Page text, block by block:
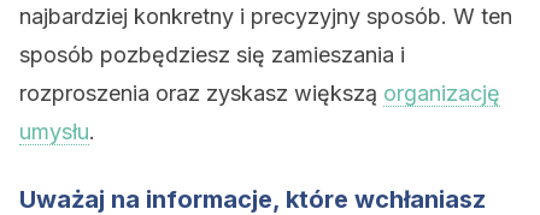
najbardziej konkretny i precyzyjny sposób. W ten
sposób pozbędziesz się zamieszania i
rozproszenia oraz zyskasz większą organizację
umysłu.
Uważaj na informacje, które wchłaniasz